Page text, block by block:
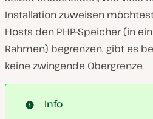
Installation zuweisen
Hosts den PHP-Speicher (in
Rahmen) begrenzen, gibt es
keine zwingende Obergrenze.
Info